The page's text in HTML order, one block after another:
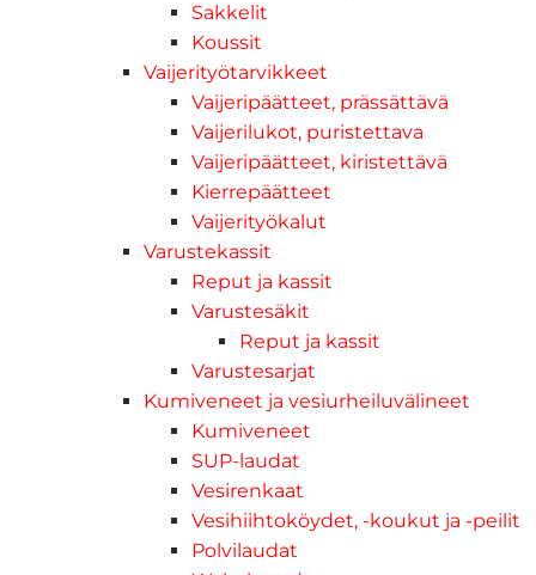
Sakkelit
Koussit
Vaijerityötarvikkeet
Vaijeripäätteet, prässättävä
Vaijerilukot, puristettava
Vaijeripäätteet, kiristettävä
Kierrepäätteet
Vaijerityökalut
Varustekassit
Reput ja kassit
Varustesäkit
Reput ja kassit
Varustesarjat
Kumiveneet ja vesiurheiluvälineet
Kumiveneet
SUP-laudat
Vesirenkaat
Vesihiihtoköydet, -koukut ja -peilit
Polvilaudat